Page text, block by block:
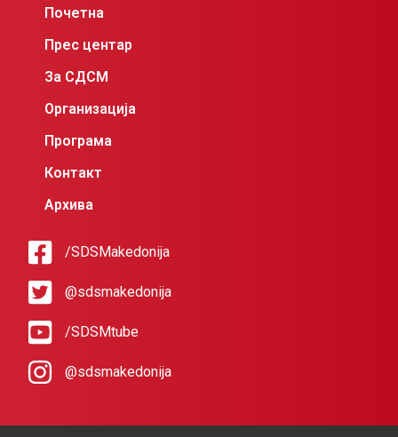
Почетна
Прес центар
За СДСМ
Организација
Програма
Контакт
Архива
/SDSMakedonija
@sdsmakedonija
/SDSMtube
@sdsmakedonija